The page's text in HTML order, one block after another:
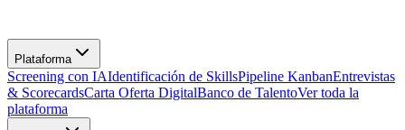
Screening con IAIdentificación de SkillsPipeline KanbanEntrevistas
& ScorecardsCarta Oferta DigitalBanco de TalentoVer toda la
plataforma